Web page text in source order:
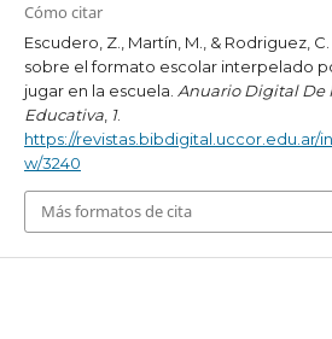
Cómo citar
Escudero, Z., Martín, M., & Rodriguez,
sobre el formato escolar interpelado
jugar en la escuela. Anuario Digital De
Educativa, 1.
https://revistas.bibdigital.uccor.edu.ar/
w/3240
Más formatos de cita